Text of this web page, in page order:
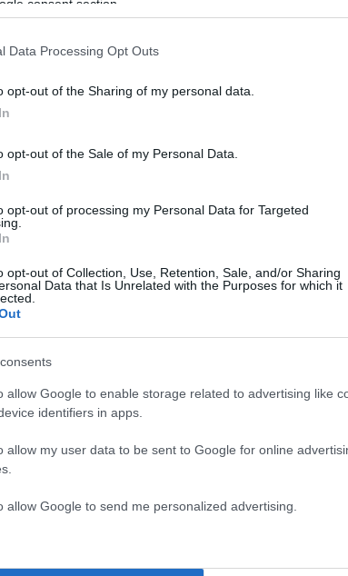
consent section.
Data Processing Opt Outs
opt-out of the Sharing of my personal data.
opt-out of the Sale of my Personal Data.
opt-out of processing my Personal Data for Targeted
opt-out of Collection, Use, Retention, Sale, and/or Sharing
Data that Is Unrelated with the Purposes for which it
allow Google to enable storage related to advertising like
identifiers in apps.
allow my user data to be sent to Google for online
allow Google to send me personalized advertising.